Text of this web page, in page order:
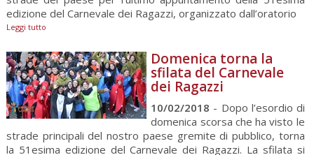
torneranno a rallegrare le
strade del paese per l’ultimo appuntamento della 51esima
Leggi tutto
Domenica torna la
sfilata del Carnevale
dei Ragazzi
10/02/2018- Dopo l’esordio di
domenica scorsa che ha visto le